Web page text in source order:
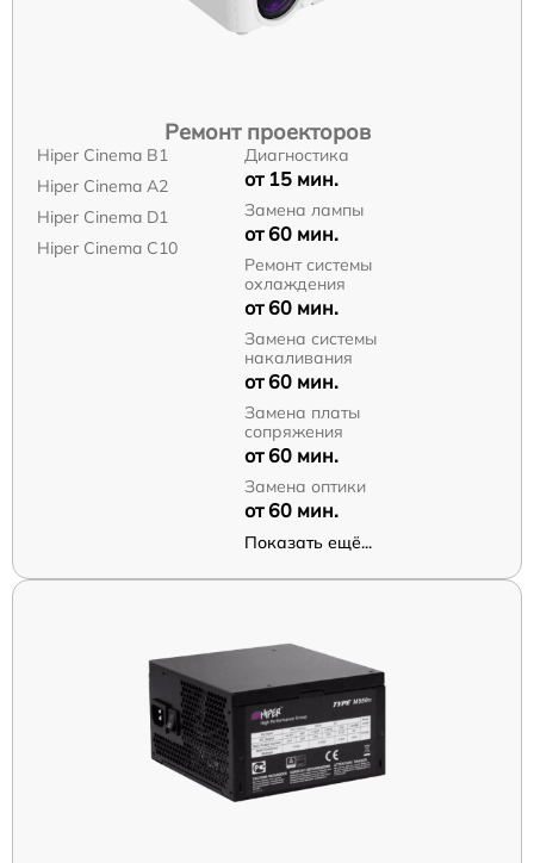
Ремонт проекторов
Hiper Cinema B1
Hiper Cinema A2
Hiper Cinema D1
Hiper Cinema C10
Диагностика
от 15 мин.
Замена лампы
от 60 мин.
Ремонт системы
охлаждения
от 60 мин.
Замена системы
накаливания
от 60 мин.
Замена платы
сопряжения
от 60 мин.
Замена оптики
от 60 мин.
Показать ещё...